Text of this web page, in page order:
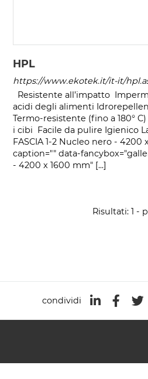
HPL
https://www.ekotek.it/it-it/
Resistente all’impatto
acidi degli alimenti
Termo-resistente (fino a 180°
i cibi Facile da pulire Igienico
FASCIA 1-2 Nucleo nero - 4200
caption="" data-
- 4200 x 1600 mm" [...]
Risultati: 1 -
condividi